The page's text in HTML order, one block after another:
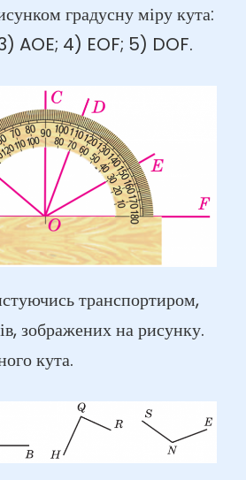
градусну міру кута:
AOE; 4) EOF; 5) DOF.
транспортиром,
зображених на рисунку.
кута.